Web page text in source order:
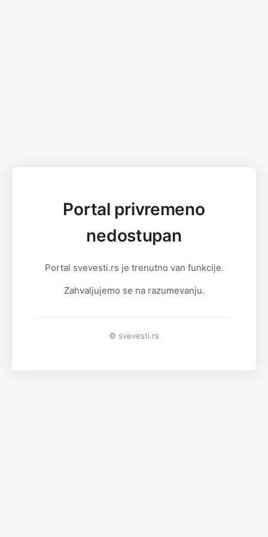
Portal privremeno
nedostupan
Portal svevesti.rs je trenutno van funkcije.
Zahvaljujemo se na razumevanju.
© svevesti.rs